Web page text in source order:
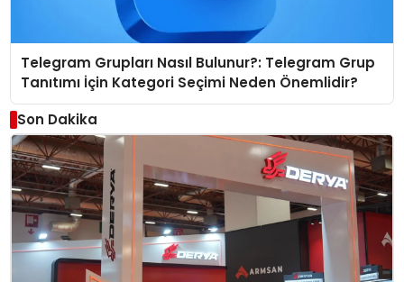
Telegram Grupları Nasıl Bulunur?: Telegram Grup
Tanıtımı İçin Kategori Seçimi Neden Önemlidir?
Son Dakika